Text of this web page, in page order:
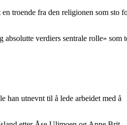
troende fra den religionen som sto
verdiers sentrale rolle» som
han utnevnt til å lede arbeidet med å